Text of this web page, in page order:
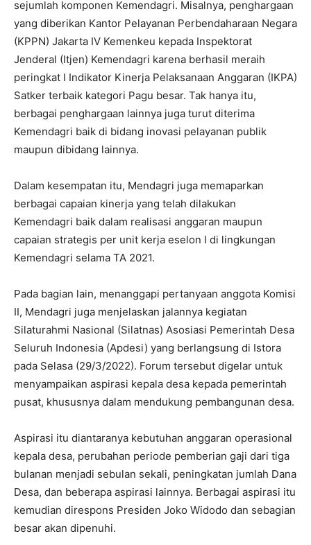
sejumlah komponen Kemendagri. Misalnya, penghargaan
yang diberikan Kantor Pelayanan Perbendaharaan Negara
(KPPN) Jakarta IV Kemenkeu kepada Inspektorat
Jenderal (Itjen) Kemendagri karena berhasil meraih
peringkat I Indikator Kinerja Pelaksanaan Anggaran (IKPA)
Satker terbaik kategori Pagu besar. Tak hanya itu,
berbagai penghargaan lainnya juga turut diterima
Kemendagri baik di bidang inovasi pelayanan publik
maupun dibidang lainnya.
Dalam kesempatan itu, Mendagri juga memaparkan
berbagai capaian kinerja yang telah dilakukan
Kemendagri baik dalam realisasi anggaran maupun
capaian strategis per unit kerja eselon I di lingkungan
Kemendagri selama TA 2021.
Pada bagian lain, menanggapi pertanyaan anggota Komisi
II, Mendagri juga menjelaskan jalannya kegiatan
Silaturahmi Nasional (Silatnas) Asosiasi Pemerintah Desa
Seluruh Indonesia (Apdesi) yang berlangsung di Istora
pada Selasa (29/3/2022). Forum tersebut digelar untuk
menyampaikan aspirasi kepala desa kepada pemerintah
pusat, khususnya dalam mendukung pembangunan desa.
Aspirasi itu diantaranya kebutuhan anggaran operasional
kepala desa, perubahan periode pemberian gaji dari tiga
bulanan menjadi sebulan sekali, peningkatan jumlah Dana
Desa, dan beberapa aspirasi lainnya. Berbagai aspirasi itu
kemudian direspons Presiden Joko Widodo dan sebagian
besar akan dipenuhi.